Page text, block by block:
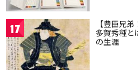
17 【豊臣兄
多賀秀種と
の生涯